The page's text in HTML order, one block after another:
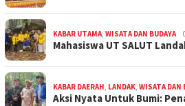
KABAR UTAMA, WISATA DAN BUDAYA
Mahasiswa UT SALUT
KABAR DAERAH, LANDAK, WISATA DAN
Aksi Nyata Untuk Bumi: